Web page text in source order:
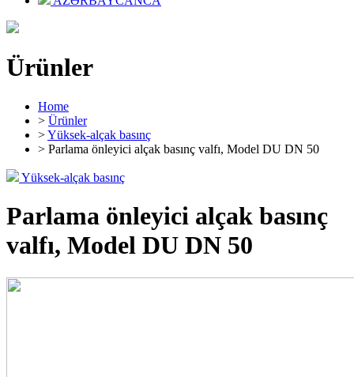
Ürünler
Home
> Ürünler
>Yüksek-alçak basınç
> Parlama önleyici alçak basınç valfı, Model DU DN 50
Yüksek-alçak basınç
Parlama önleyici alçak basınç
valfı, Model DU DN 50